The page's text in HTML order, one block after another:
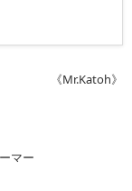
《Mr.Katoh》
マー